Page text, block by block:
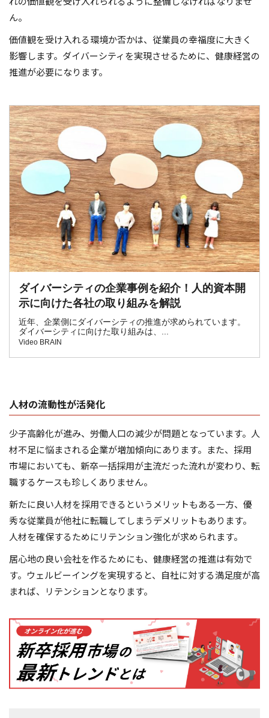
ん。
価値観を受け入れる環境か否かは、従業員の幸福度に大きく
影響します。ダイバーシティを実現させるために、健康経営の
推進が必要になります。
人材の流動性が活発化
少子高齢化が進み、労働人口の減少が問題となっています。人
材不足に悩まされる企業が増加傾向にあります。また、採用
市場においても、新卒一括採用が主流だった流れが変わり、転
職するケースも珍しくありません。
新たに良い人材を採用できるというメリットもある一方、優
秀な従業員が他社に転職してしまうデメリットもあります。
人材を確保するためにリテンション強化が求められます。
居心地の良い会社を作るためにも、健康経営の推進は有効で
す。ウェルビーイングを実現すると、自社に対する満足度が高
まれば、リテンションとなります。